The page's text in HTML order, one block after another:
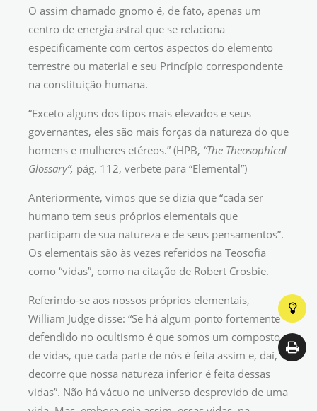
O assim chamado gnomo é, de fato, apenas um
centro de energia astral que se relaciona
especificamente com certos aspectos do elemento
terrestre ou material e seu Princípio correspondente
na constituição humana.
“Exceto alguns dos tipos mais elevados e seus
governantes, eles são mais forças da natureza do que
homens e mulheres etéreos.” (HPB, “The Theosophical
Glossary”, pág. 112, verbete para “Elemental”)
Anteriormente, vimos que se dizia que “cada ser
humano tem seus próprios elementais que
participam de sua natureza e de seus pensamentos”.
Os elementais são às vezes referidos na Teosofia
como “vidas”, como na citação de Robert Crosbie.
Referindo-se aos nossos próprios elementais,
William Judge disse: “Se há algum ponto fortemente
defendido no ocultismo é que somos um composto
de vidas, que cada parte de nós é feita assim e, daí,
decorre que nossa natureza inferior é feita dessas
vidas”. Não há vácuo no universo desprovido de uma